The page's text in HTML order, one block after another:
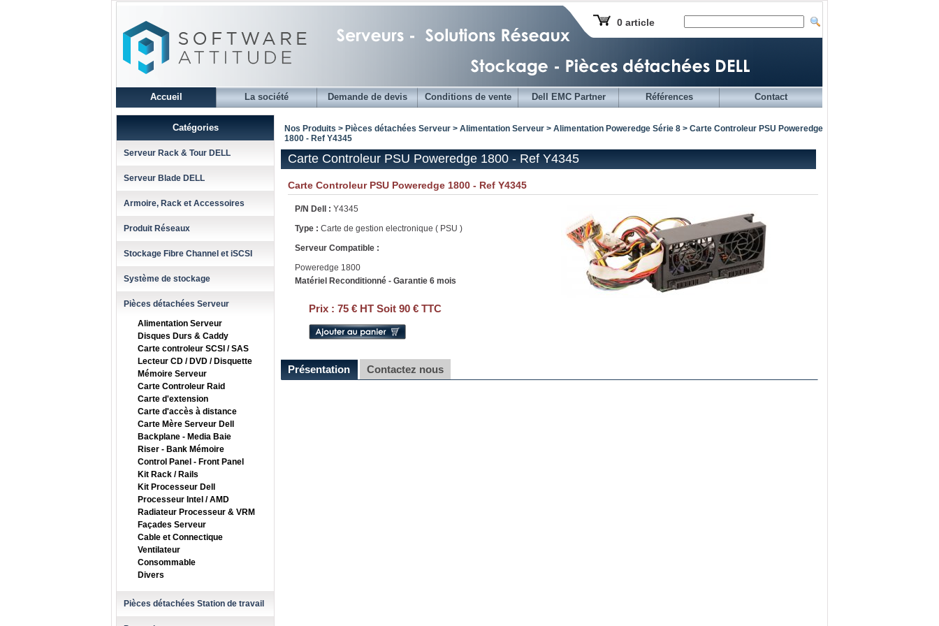
0 article
Accueil La société Demande de devis Conditions de vente Dell EMC Partner Références Contact
Catégories
Serveur Rack & Tour DELL
Serveur Blade DELL
Armoire, Rack et Accessoires
Produit Réseaux
Stockage Fibre Channel et iSCSI
Système de stockage
Pièces détachées Serveur
Alimentation Serveur
Disques Durs & Caddy
Carte controleur SCSI / SAS
Lecteur CD / DVD / Disquette
Mémoire Serveur
Carte Controleur Raid
Carte d'extension
Carte d'accès à distance
Carte Mère Serveur Dell
Backplane - Media Baie
Riser - Bank Mémoire
Control Panel - Front Panel
Kit Rack / Rails
Kit Processeur Dell
Processeur Intel / AMD
Radiateur Processeur & VRM
Façades Serveur
Cable et Connectique
Ventilateur
Consommable
Divers
Pièces détachées Station de travail
Nos Produits > Pièces détachées Serveur > Alimentation Serveur > Alimentation Poweredge Série 8 > Carte Controleur PSU Poweredge
1800 - Ref Y4345
Carte Controleur PSU Poweredge 1800 - Ref Y4345
Carte Controleur PSU Poweredge 1800 - Ref Y4345
P/N Dell : Y4345
Type : Carte de gestion electronique ( PSU )
Serveur Compatible :
Poweredge 1800
Matériel Reconditionné - Garantie 6 mois
Prix : 75 € HT Soit 90 € TTC
Présentation Contactez nous